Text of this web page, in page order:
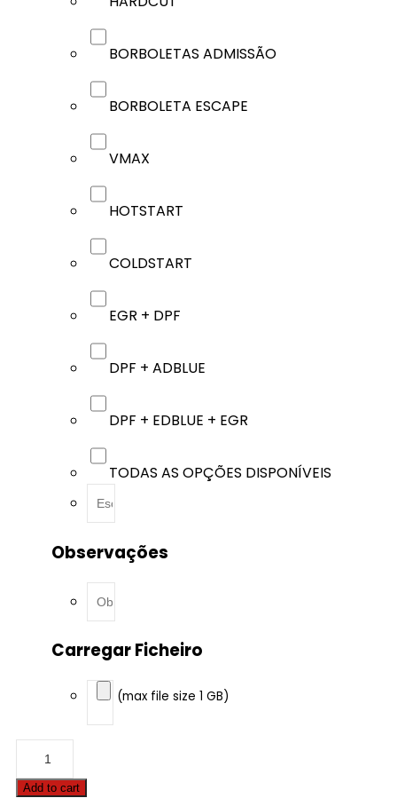
BORBOLETAS ADMISSÃO
BORBOLETA ESCAPE
VMAX
HOTSTART
COLDSTART
EGR + DPF
DPF + ADBLUE
DPF + EDBLUE + EGR
TODAS AS OPÇÕES DISPONÍVEIS
Observações
Carregar Ficheiro
(max file size 1 GB)
Q5
- Add to cart